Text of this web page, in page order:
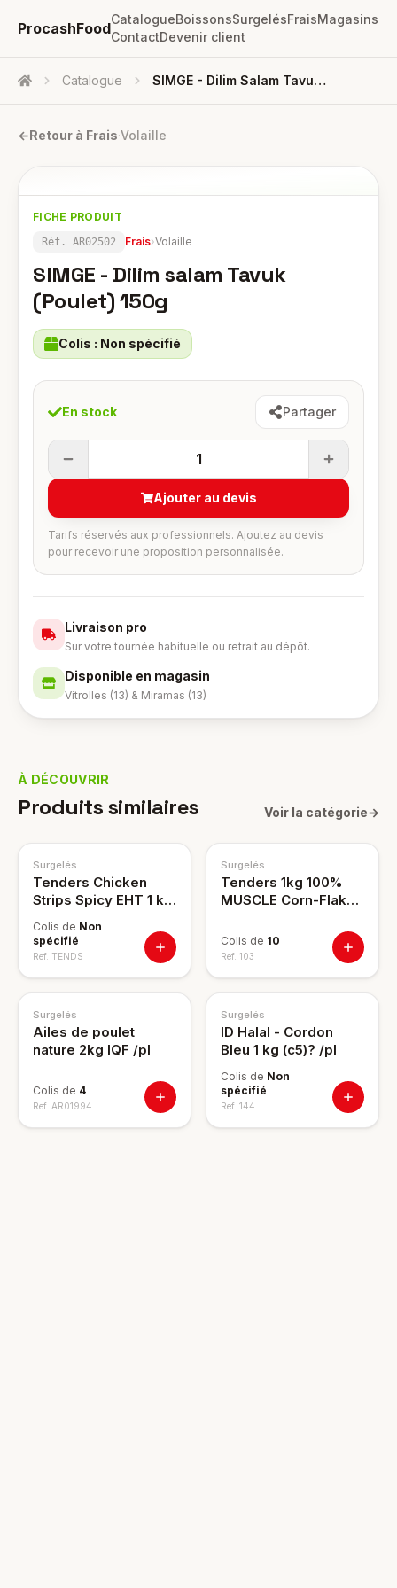
ProcashFood
CatalogueBoissonsSurgelésFraisMagasins
ContactDevenir client
Accueil Catalogue SIMGE - Dilim Salam Tavuk (Poulet) 150g
←Retour à Frais·Volaille
FICHE PRODUIT
Réf. AR02502 Frais›Volaille
SIMGE - Dilim salam Tavuk
(Poulet) 150g
Colis : Non spécifié
En stock Partager
1
Ajouter au devis
Tarifs réservés aux professionnels. Ajoutez au devis
pour recevoir une proposition personnalisée.
Livraison pro
Sur votre tournée habituelle ou retrait au dépôt.
Disponible en magasin
Vitrolles (13) & Miramas (13)
À DÉCOUVRIR
Produits similaires Voir la catégorie→
Surgelés
Tenders Chicken
Strips Spicy EHT 1 kg
Colis de Non
spécifié
Ref. TENDS
Surgelés
Tenders 1kg 100%
MUSCLE Corn-Flaks -
Colis de 10
Ref. 103
Surgelés
Ailes de poulet
nature 2kg IQF /pl
Colis de 4
Ref. AR01994
Surgelés
ID Halal - Cordon
Bleu 1 kg (c5)? /pl
Colis de Non
spécifié
Ref. 144